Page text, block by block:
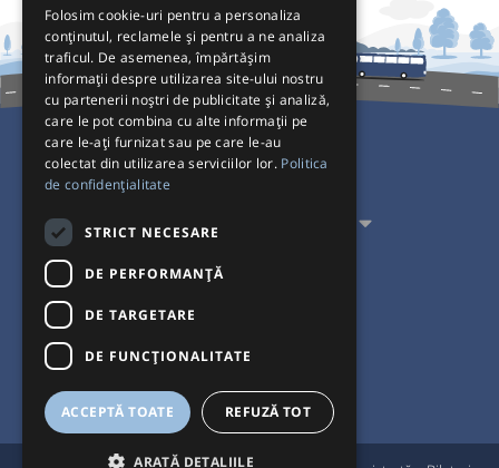
Pentru Călători
Pentru Transportatori
Interacționăm
Acceptăm plăți cu
Folosim cookie-uri pentru a personaliza
conținutul, reclamele și pentru a ne analiza
traficul. De asemenea, împărtășim
informații despre utilizarea site-ului nostru
cu partenerii noștri de publicitate și analiză,
care le pot combina cu alte informații pe
care le-ați furnizat sau pe care le-au
colectat din utilizarea serviciilor lor. Politica
de confidențialitate
STRICT NECESARE
DE PERFORMANȚĂ
DE TARGETARE
DE FUNCŢIONALITATE
ACCEPTĂ TOATE REFUZĂ TOT
ARATĂ DETALIILE